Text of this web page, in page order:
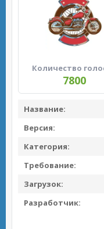
Количество
7800
Название:
Версия:
Категория:
Требование:
Загрузок:
Разработчик: